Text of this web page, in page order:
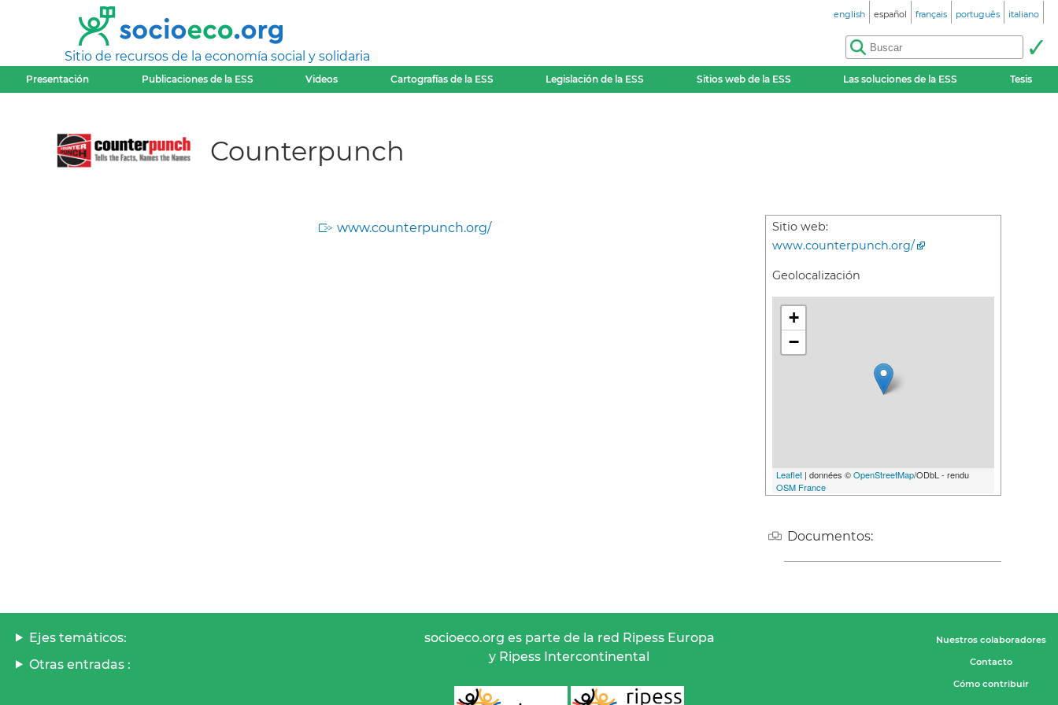
Sitio de recursos de la economía social y solidaria
english español français português italiano
Presentación Publicaciones de la ESS Videos Cartografías de la ESS Legislación de la ESS Sitios web de la ESS Las soluciones de la ESS Tesis
Counterpunch
www.counterpunch.org/
Sitio web:
www.counterpunch.org/
Geolocalización
+
−
Leaflet | données ©OpenStreetMap/ODbL - rendu
OSM France
Documentos:
Ejes temáticos:
Otras entradas :
socioeco.org es parte de la red Ripess Europa
y Ripess Intercontinental
Nuestros colaboradores
Contacto
Cómo contribuir